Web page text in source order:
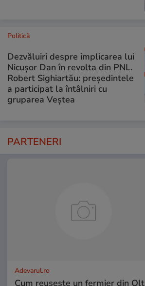
Politică
Dezvăluiri despre implicarea lui
Nicușor Dan în revolta din PNL.
Robert Sighiartău: președintele
a participat la întâlniri cu
gruparea Veștea
PARTENERI
Adevarul.ro
Cum reușește un fermier din Olt